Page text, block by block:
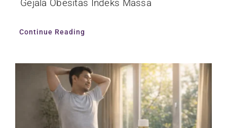
Gejala Obesitas Indeks Massa
Continue Reading